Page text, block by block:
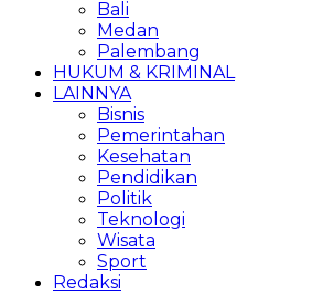
Bali
Medan
Palembang
HUKUM & KRIMINAL
LAINNYA
Bisnis
Pemerintahan
Kesehatan
Pendidikan
Politik
Teknologi
Wisata
Sport
Redaksi